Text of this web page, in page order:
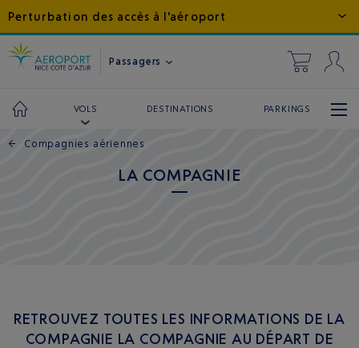
Perturbation des accès à l'aéroport
Passagers
VOLS DESTINATIONS PARKINGS
← Compagnies aériennes
LA COMPAGNIE
RETROUVEZ TOUTES LES INFORMATIONS DE LA
COMPAGNIE LA COMPAGNIE AU DÉPART DE